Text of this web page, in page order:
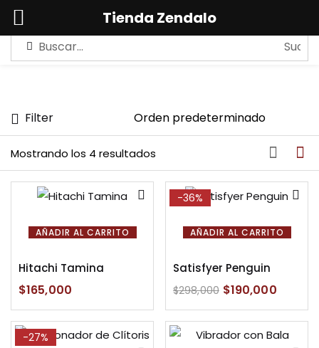
Mostrando los 4 resultados
Filter
AÑADIR AL CARRITO
Hitachi Tamina
$165,000
AÑADIR AL CARRITO
-36%
Satisfyer Penguin
$298,000 $190,000
-27%
Tienda Zendalo
Sign in
Remember me Lost password?
CREAR UNA CUENTA